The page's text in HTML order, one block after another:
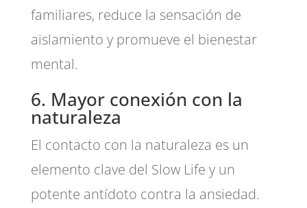
familiares, reduce la sensación de
aislamiento y promueve el bienestar
mental.
6. Mayor conexión con la
naturaleza
El contacto con la naturaleza es un
elemento clave del Slow Life y un
potente antídoto contra la ansiedad.